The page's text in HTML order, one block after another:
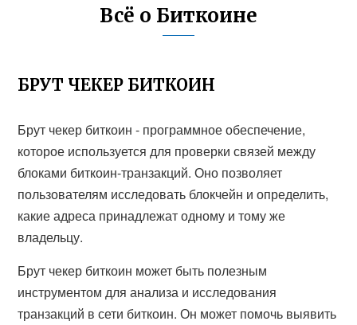
Всё о Биткоине
БРУТ ЧЕКЕР БИТКОИН
Брут чекер биткоин - программное обеспечение,
которое используется для проверки связей между
блоками биткоин-транзакций. Оно позволяет
пользователям исследовать блокчейн и определить,
какие адреса принадлежат одному и тому же
владельцу.
Брут чекер биткоин может быть полезным
инструментом для анализа и исследования
транзакций в сети биткоин. Он может помочь выявить